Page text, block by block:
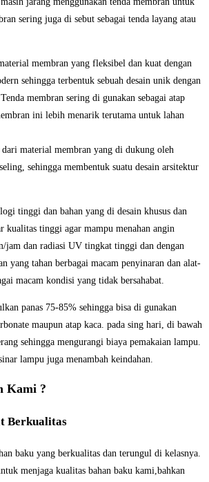
sering juga di sebut sebagai tenda layang atau
membran yang fleksibel dan kuat dengan
sehingga terbentuk sebuah desain unik dengan
membran sering di gunakan sebagai atap
ini lebih menarik terutama untuk lahan
material membran yang di dukung oleh
sehingga membentuk suatu desain arsitektur
tinggi dan bahan yang di desain khusus dan
kualitas tinggi agar mampu menahan angin
jam dan radiasi UV tingkat tinggi dan dengan
yang tahan berbagai macam penyinaran dan alat-
macam kondisi yang tidak bersahabat.
panas 75-85% sehingga bisa di gunakan
maupun atap kaca. pada sing hari, di bawah
sehingga mengurangi biaya pemakaian lampu.
lampu juga menambah keindahan.
Kami ?
Berkualitas
baku yang berkualitas dan terungul di kelasnya.
menjaga kualitas bahan baku kami,bahkan